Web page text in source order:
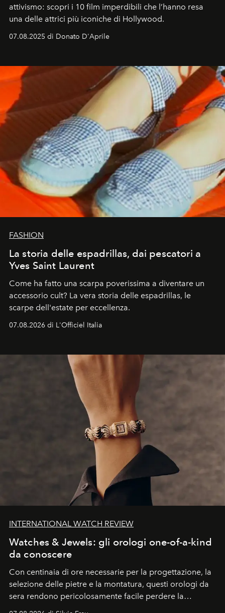
attivismo: scopri i 10 film imperdibili che l’hanno resa
una delle attrici più iconiche di Hollywood.
07.08.2025 di Donato D'Aprile
FASHION
La storia delle espadrillas, dai pescatori a
Yves Saint Laurent
Come ha fatto una scarpa poverissima a diventare un
accessorio cult? La vera storia delle espadrillas, le
scarpe dell'estate per eccellenza.
07.08.2026 di L'Officiel Italia
INTERNATIONAL WATCH REVIEW
Watches & Jewels: gli orologi one-of-a-kind
da conoscere
Con centinaia di ore necessarie per la progettazione, la
selezione delle pietre e la montatura, questi orologi da
sera rendono pericolosamente facile perdere la
cognizione del tempo. Ma con quadranti così